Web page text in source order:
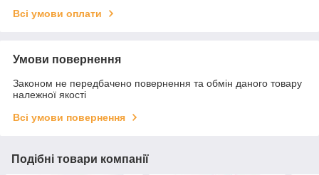
Всі умови оплати
Умови повернення
Законом не передбачено повернення та обмін даного товару
належної якості
Всі умови повернення
Подібні товари компанії